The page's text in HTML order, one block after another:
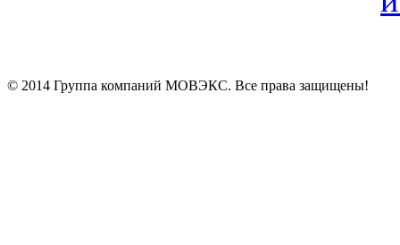
© 2014 Группа компаний МОВЭКС. Все права защищены!